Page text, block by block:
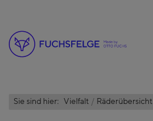
Sie sind hier: Vielfalt Räderübersicht